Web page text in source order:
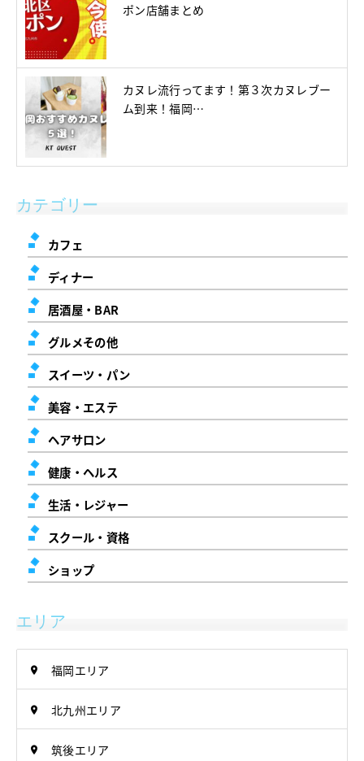
ポン店舗まとめ
カヌレ流行ってます！第３次カヌレブー
ム到来！福岡…
カテゴリー
カフェ
ディナー
居酒屋・BAR
グルメその他
スイーツ・パン
美容・エステ
ヘアサロン
健康・ヘルス
生活・レジャー
スクール・資格
ショップ
エリア
福岡エリア
北九州エリア
筑後エリア